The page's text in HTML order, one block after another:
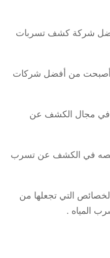
أفضل شركة كشف تسربات
أصبحت من أفضل شركات
في مجال الكشف عن
في الكشف عن تسرب
التي تجعلها من
المياه .